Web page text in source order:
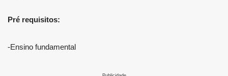
Pré requisitos:
-Ensino fundamental